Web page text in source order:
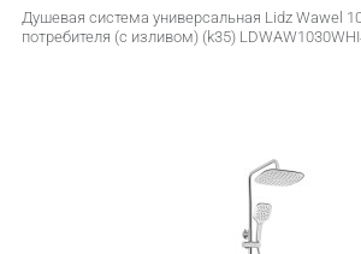
Душевая система универсальная Lidz Wawel
потребителя (с изливом) (k35)